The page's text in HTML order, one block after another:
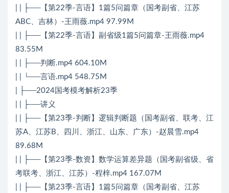
| | ├──【第22季-言语】1篇5问篇章（国考副省、江苏
ABC、吉林）-王雨薇.mp4 97.99M
| | ├──【第22季-言语】副省级1篇5问篇章-王雨薇.mp4
83.55M
| | ├──判断.mp4 604.10M
| | └──言语.mp4 548.75M
| ├──2024国考模考解析23季
| | ├──讲义
| | ├──【第23季-判断】逻辑判断题（国考副省、联考、江
苏A、江苏B、四川、浙江、山东、广东）-赵晨雪.mp4
89.68M
| | ├──【第23季-数资】数学运算差异题（国考副省级、省
考联考、浙江、江苏）-程梓.mp4 167.07M
| | ├──【第23季-言语】1篇5问篇章（国考副省、江苏